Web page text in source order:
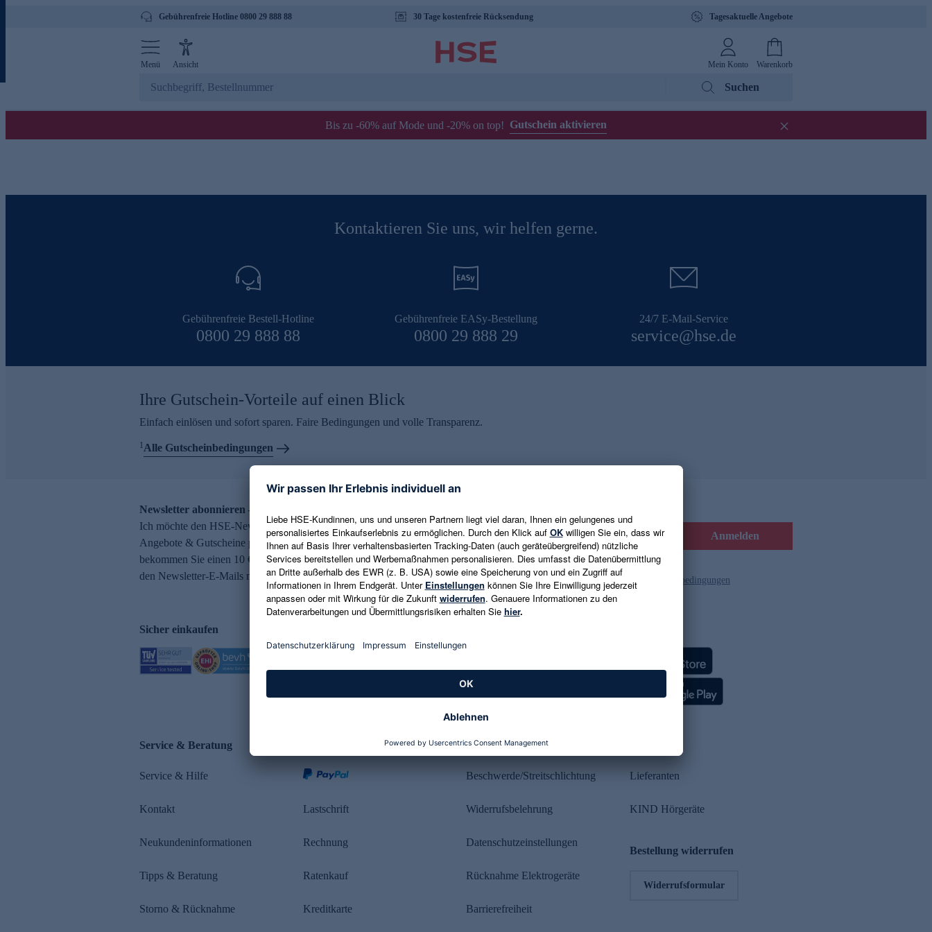
Gebührenfreie Hotline 0800 29 888 88 30 Tage kostenfreie Rücksendung Tagesaktuelle Angebote
Menü Ansicht Mein Konto Warenkorb
Suchen
Bis zu -60% auf Mode und -20% on top! Gutschein aktivieren
Kontaktieren Sie uns, wir helfen gerne.
Gebührenfreie Bestell-Hotline
0800 29 888 88
Gebührenfreie EASy-Bestellung
0800 29 888 29
24/7 E-Mail-Service
service@hse.de
Ihre Gutschein-Vorteile auf einen Blick
Einfach einlösen und sofort sparen. Faire Bedingungen und volle Transparenz.
1Alle Gutscheinbedingungen
Newsletter abonnieren – 10 € Gutschein erhalten
Ich möchte den HSE-Newsletter abonnieren und aktuelle Trends,
Angebote & Gutscheine per E-Mail erhalten. Als Dankeschön
bekommen Sie einen 10 € Gutschein. Eine Abmeldung ist jederzeit in
den Newsletter-E-Mails möglich.
E-Mail-Adresse eingeben Anmelden
Es gelten die Datenschutzrichtlinien und die Gutscheinbedingungen
Sicher einkaufen
Service & Beratung
Service & Hilfe
Kontakt
Neukundeninformationen
Tipps & Beratung
Storno & Rücknahme
Lastschrift
Rechnung
Ratenkauf
Kreditkarte
Rechtliches
Beschwerde/Streitschlichtung
Widerrufsbelehrung
Datenschutzeinstellungen
Rücknahme Elektrogeräte
Barrierefreiheit
Lieferanten
KIND Hörgeräte
Bestellung widerrufen
Widerrufsformular